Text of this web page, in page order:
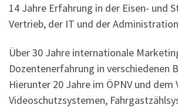
14 Jahre Erfahrung in der Eisen- und
Vertrieb, der IT und der
Über 30 Jahre internationale
Dozentenerfahrung in verschiedenen
Hierunter 20 Jahre im ÖPNV und dem
Videoschutzsystemen,